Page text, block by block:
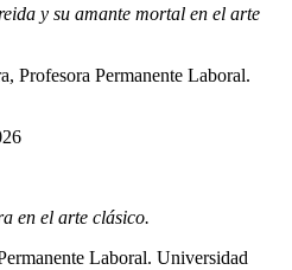
y su amante mortal en el arte
Profesora Permanente Laboral.
en el arte clásico.
Laboral. Universidad